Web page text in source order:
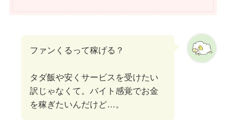
ファンくるって稼げる？
タダ飯や安くサービスを受けたい
訳じゃなくて。バイト感覚でお金
を稼ぎたいんだけど…。